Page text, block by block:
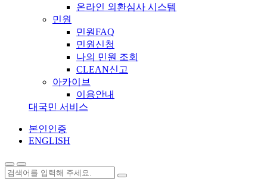
온라인 외환심사 시스템
민원
민원FAQ
민원신청
나의 민원 조회
CLEAN신고
아카이브
이용안내
대국민 서비스
본인인증
ENGLISH